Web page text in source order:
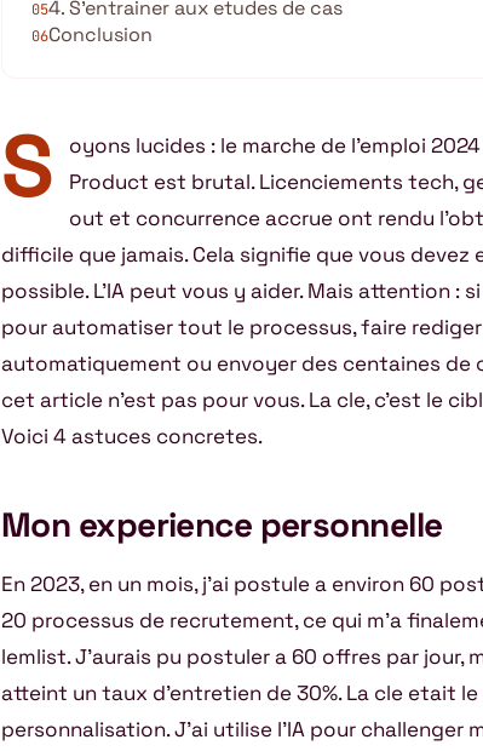
054. S’entrainer aux etudes de cas
06Conclusion
S
oyons lucides : le marche de l’emploi
Product est brutal. Licenciements tech,
out et concurrence accrue ont rendu
difficile que jamais. Cela signifie que vous
possible. L’IA peut vous y aider. Mais attention :
pour automatiser tout le processus, faire
automatiquement ou envoyer des centaines de
cet article n’est pas pour vous. La cle, c’est le
Voici 4 astuces concretes.
Mon experience personnelle
En 2023, en un mois, j’ai postule a environ 60
20 processus de recrutement, ce qui m’a
lemlist. J’aurais pu postuler a 60 offres par jour,
atteint un taux d’entretien de 30%. La cle etait
personnalisation. J’ai utilise l’IA pour challenger